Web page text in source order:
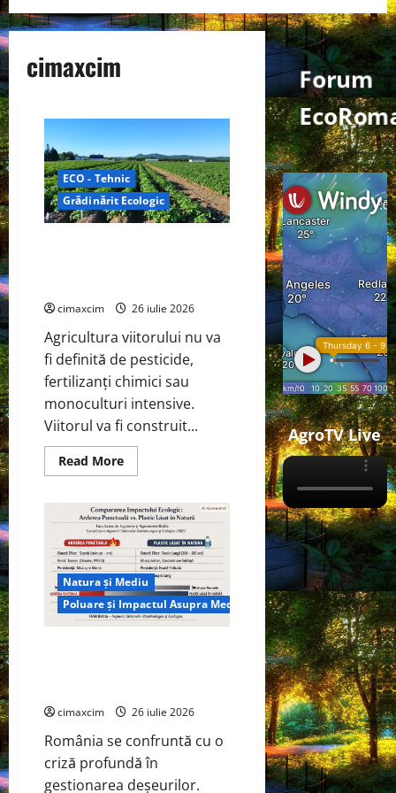
cimaxcim
ECO - Tehnic
Grădinărit Ecologic
cimaxcim 26 iulie 2026
Agricultura viitorului nu va
fi definită de pesticide,
fertilizanți chimici sau
monoculturi intensive.
Viitorul va fi construit...
Read MoreRead
more
Viitorului:
Tranziția
Ecologică
bazată
pe
Tehnologie,
nu
pe
Chimicale
Natura și Mediu
Poluare și Impactul Asupra Mediului
cimaxcim 26 iulie 2026
România se confruntă cu o
criză profundă în
gestionarea deșeurilor.
Forum
AgroTV Live